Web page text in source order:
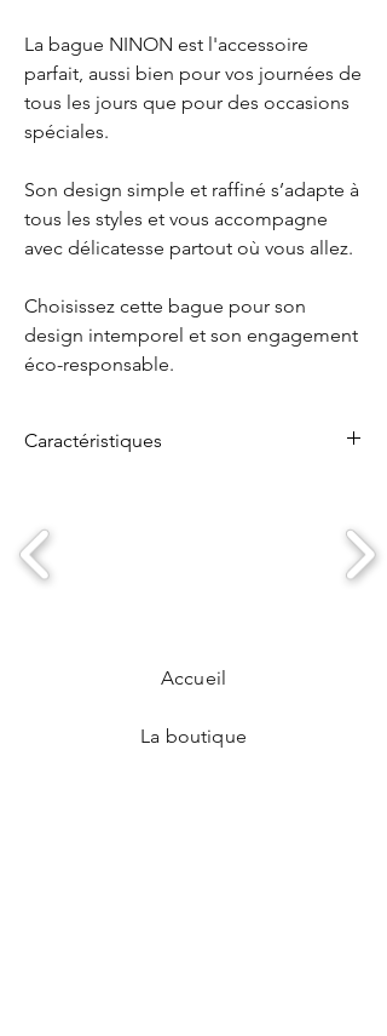
La bague NINON est l'accessoire
parfait, aussi bien pour vos journées de
tous les jours que pour des occasions
spéciales.
Son design simple et raffiné s’adapte à
tous les styles et vous accompagne
avec délicatesse partout où vous allez.
Choisissez cette bague pour son
design intemporel et son engagement
éco-responsable.
Caractéristiques
partir des chutes de maroquinerie
pour s’adapter à toutes
Accueil
La boutique